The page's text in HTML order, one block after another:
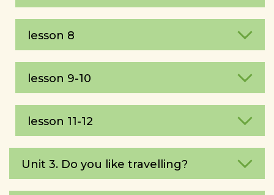
lesson 8
lesson 9-10
lesson 11-12
Unit 3. Do you like travelling?